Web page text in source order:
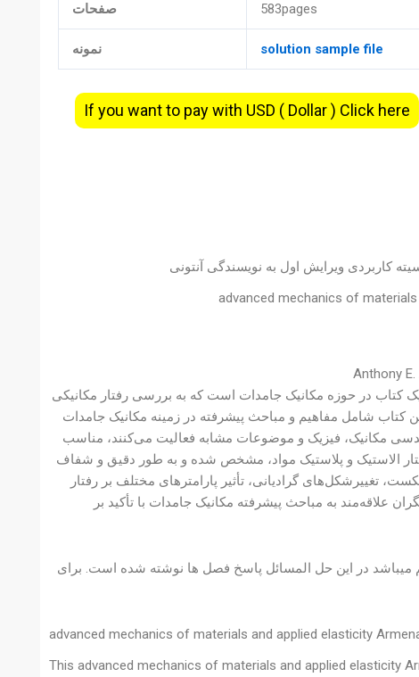
583pages صفحات
solution sample file نمونه
If you want to pay with USD ( Dollar ) Click here
کاربردی ویرایش اول به نویسندگی آنتونی
advanced mechanics of
یک کتاب در حوزه مکانیک جامدات است که به بررسی رفتار مکانیکی
کتاب شامل مفاهیم و مباحث پیشرفته در زمینه مکانیک جامدات
مکانیک، فیزیک و موضوعات مشابه فعالیت می‌کنند، مناسب
الاستیک و پلاستیک مواد، مشخص شده و به طور دقیق و شفاف
گرادیانی، تأثیر پارامترهای مختلف بر رفتار
علاقه‌مند به مباحث پیشرفته مکانیک جامدات با تأکید بر
اول میباشد 583 صفحه دارد و دارای 17 مگابایت حجم میباشد در این حل المسائل پاسخ فصل ها نوشته شده است. برای
advanced mechanics of materials and applied elasticity
This advanced mechanics of materials and applied elasticity